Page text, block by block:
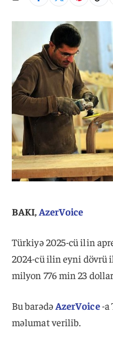
BAKI, AzerVoice
Türkiyə 2025-cü ilin
2024-cü ilin eyni dövrü
milyon 776 min 23
Bu barədə AzerVoice-a
məlumat verilib.